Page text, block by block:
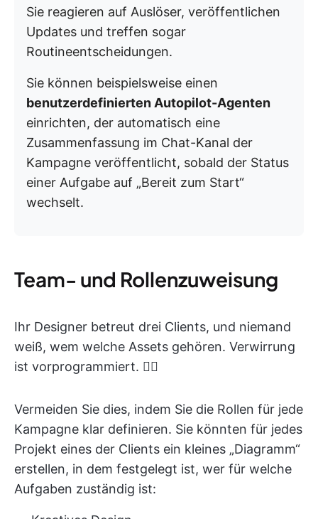
Sie reagieren auf Auslöser, veröffentlichen
Updates und treffen sogar
Routineentscheidungen.
Sie können beispielsweise einen
benutzerdefinierten Autopilot-Agenten
einrichten, der automatisch eine
Zusammenfassung im Chat-Kanal der
Kampagne veröffentlicht, sobald der Status
einer Aufgabe auf „Bereit zum Start“
wechselt.
Team- und Rollenzuweisung
Ihr Designer betreut drei Clients, und niemand
weiß, wem welche Assets gehören. Verwirrung
ist vorprogrammiert. 😵‍💫
Vermeiden Sie dies, indem Sie die Rollen für jede
Kampagne klar definieren. Sie könnten für jedes
Projekt eines der Clients ein kleines „Diagramm“
erstellen, in dem festgelegt ist, wer für welche
Aufgaben zuständig ist: